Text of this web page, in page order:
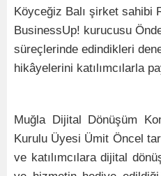
Köyceğiz Balı şirket sahibi
BusinessUp! kurucusu
süreçlerinde edindikleri
hikâyelerini katılımcılarla
Muğla Dijital Dönüşüm
Kurulu Üyesi Ümit Öncel
ve katılımcılara dijital